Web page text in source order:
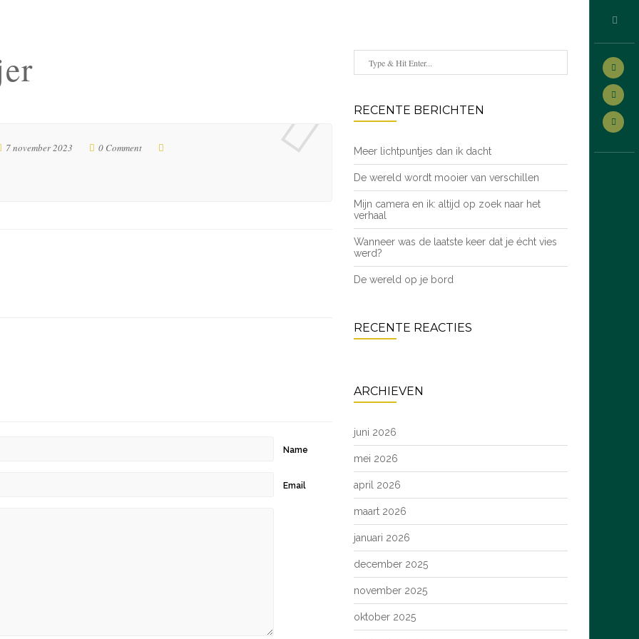
7 november 2023 0 Comment
Name
Email
RECENTE BERICHTEN
Meer lichtpuntjes dan ik dacht
De wereld wordt mooier van verschillen
Mijn camera en ik: altijd op zoek naar het
verhaal
Wanneer was de laatste keer dat je écht vies
werd?
De wereld op je bord
RECENTE REACTIES
ARCHIEVEN
juni 2026
mei 2026
april 2026
maart 2026
januari 2026
december 2025
november 2025
oktober 2025